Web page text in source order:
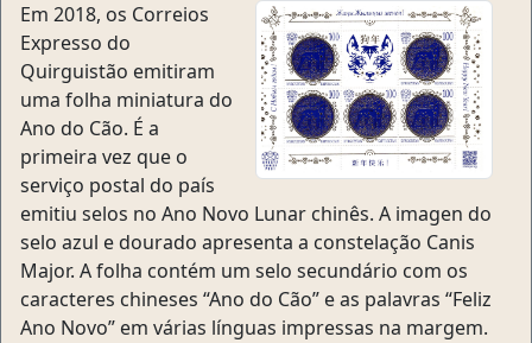
Em 2018, os Correios
Expresso do
Quirguistão emitiram
uma folha miniatura do
Ano do Cão. É a
primeira vez que o
serviço postal do país
emitiu selos no Ano Novo Lunar chinês. A imagen do
selo azul e dourado apresenta a constelação Canis
Major. A folha contém um selo secundário com os
caracteres chineses “Ano do Cão” e as palavras “Feliz
Ano Novo” em várias línguas impressas na margem.